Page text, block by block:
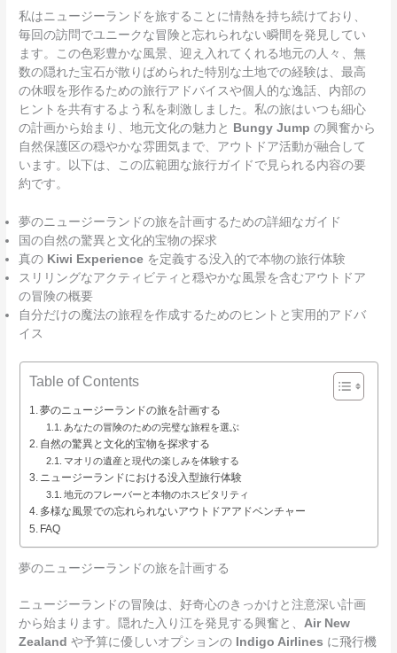
私はニュージーランドを旅することに情熱を持ち続けており、
毎回の訪問でユニークな冒険と忘れられない瞬間を発見してい
ます。この色彩豊かな風景、迎え入れてくれる地元の人々、無
数の隠れた宝石が散りばめられた特別な土地での経験は、最高
の休暇を形作るための旅行アドバイスや個人的な逸話、内部の
ヒントを共有するよう私を刺激しました。私の旅はいつも細心
の計画から始まり、地元文化の魅力と
Bungy Jump の興奮から
自然保護区の穏やかな雰囲気まで、アウトドア活動が融合して
います。以下は、この広範囲な旅行ガイドで見られる内容の要
約です。
夢のニュージーランドの旅を計画するための詳細なガイド
国の自然の驚異と文化的宝物の探求
真の Kiwi Experience を定義する没入的で本物の旅行体験
スリリングなアクティビティと穏やかな風景を含むアウトドア
の冒険の概要
自分だけの魔法の旅程を作成するためのヒントと実用的アドバ
イス
Table of Contents
夢のニュージーランドの旅を計画する
あなたの冒険のための完璧な旅程を選ぶ
自然の驚異と文化的宝物を探求する
マオリの遺産と現代の楽しみを体験する
ニュージーランドにおける没入型旅行体験
地元のフレーバーと本物のホスピタリティ
多様な風景での忘れられないアウトドアアドベンチャー
FAQ
夢のニュージーランドの旅を計画する
ニュージーランドの冒険は、好奇心のきっかけと注意深い計画
から始まります。隠れた入り江を発見する興奮と、Air New
Zealand や予算に優しいオプションの Indigo Airlines に飛行機